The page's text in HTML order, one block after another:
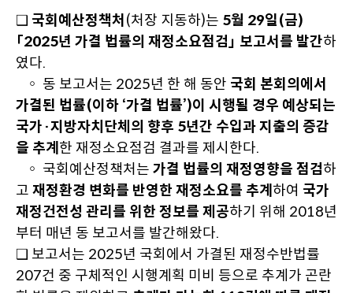
❑ 국회예산정책처 (처장 지동하)는 5월 29일(금)
「2025년 가결 법률의 재정소요점검」 보고서를 발간하
였다.
◦ 동 보고서는 2025년 한 해 동안 국회 본회의에서
가결된 법률(이하 ‘가결 법률’)이 시행될 경우 예상되는
국가·지방자치단체의 향후 5년간 수입과 지출의 증감
을 추계 한 재정소요점검 결과를 제시한다.
◦ 국회예산정책처는 가결 법률의 재정영향을 점검하
고 재정환경 변화를 반영한 재정소요를 추계 하여 국가
재정건전성 관리를 위한 정보를 제공하기 위해 2018년
부터 매년 동 보고서를 발간해왔다.
❑ 보고서는 2025년 국회에서 가결된 재정수반법률
207건 중 구체적인 시행계획 미비 등으로 추계가 곤란